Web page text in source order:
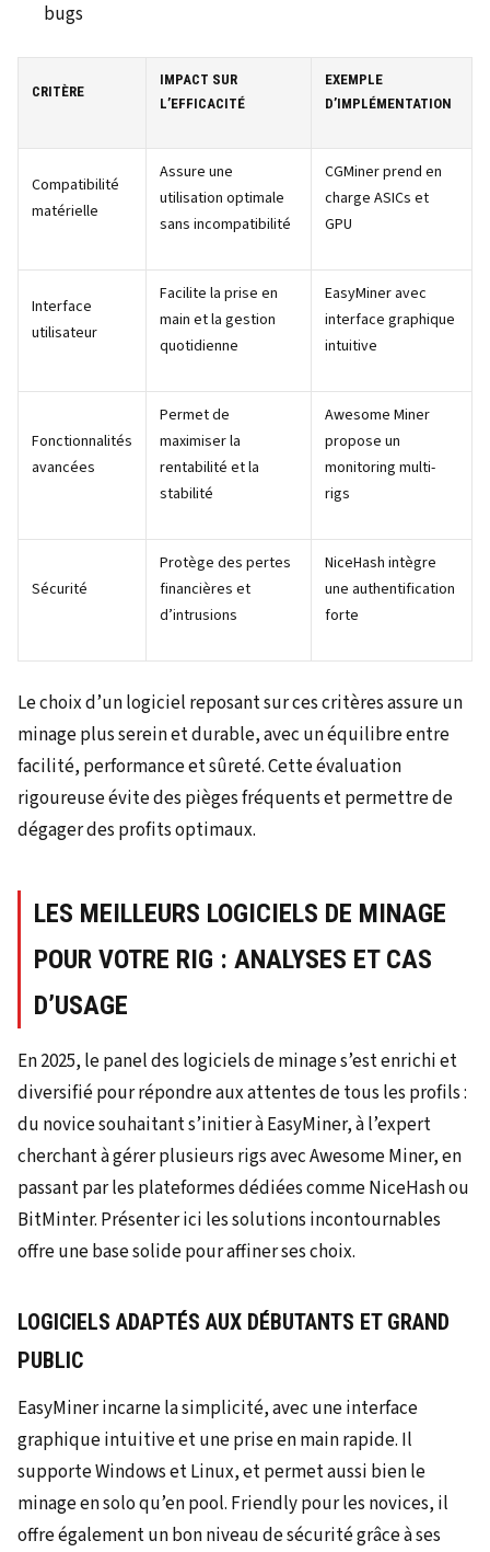
bugs
CRITÈRE
IMPACT SUR
L’EFFICACITÉ
EXEMPLE
D’IMPLÉMENTATION
Compatibilité
matérielle
Assure une
utilisation optimale
sans incompatibilité
CGMiner prend en
charge ASICs et
GPU
Interface
utilisateur
Facilite la prise en
main et la gestion
quotidienne
EasyMiner avec
interface graphique
intuitive
Fonctionnalités
avancées
Permet de
maximiser la
rentabilité et la
stabilité
Awesome Miner
propose un
monitoring multi-
rigs
Sécurité
Protège des pertes
financières et
d’intrusions
NiceHash intègre
une authentification
forte
Le choix d’un logiciel reposant sur ces critères assure un
minage plus serein et durable, avec un équilibre entre
facilité, performance et sûreté. Cette évaluation
rigoureuse évite des pièges fréquents et permettre de
dégager des profits optimaux.
LES MEILLEURS LOGICIELS DE MINAGE
POUR VOTRE RIG : ANALYSES ET CAS
D’USAGE
En 2025, le panel des logiciels de minage s’est enrichi et
diversifié pour répondre aux attentes de tous les profils :
du novice souhaitant s’initier à EasyMiner, à l’expert
cherchant à gérer plusieurs rigs avec Awesome Miner, en
passant par les plateformes dédiées comme NiceHash ou
BitMinter. Présenter ici les solutions incontournables
offre une base solide pour affiner ses choix.
LOGICIELS ADAPTÉS AUX DÉBUTANTS ET GRAND
PUBLIC
EasyMiner incarne la simplicité, avec une interface
graphique intuitive et une prise en main rapide. Il
supporte Windows et Linux, et permet aussi bien le
minage en solo qu’en pool. Friendly pour les novices, il
offre également un bon niveau de sécurité grâce à ses